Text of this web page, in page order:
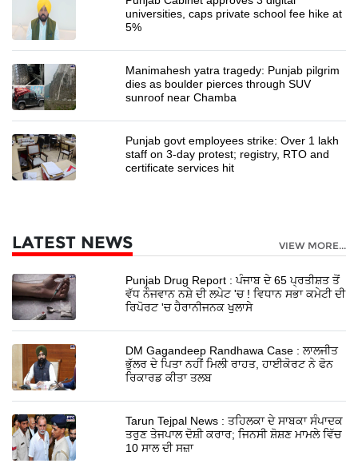
universities, caps private school fee hike at
5%
Manimahesh yatra tragedy: Punjab pilgrim
dies as boulder pierces through SUV
sunroof near Chamba
Punjab govt employees strike: Over 1 lakh
staff on 3-day protest; registry, RTO and
certificate services hit
LATEST NEWS VIEW MORE...
Punjab Drug Report : ਪੰਜਾਬ ਦੇ 65 ਪ੍ਰਤੀਸ਼ਤ ਤੋਂ
ਵੱਧ ਨੌਜਵਾਨ ਨਸ਼ੇ ਦੀ ਲਪੇਟ 'ਚ ! ਵਿਧਾਨ ਸਭਾ ਕਮੇਟੀ ਦੀ
ਰਿਪੋਰਟ 'ਚ ਹੈਰਾਨੀਜਨਕ ਖੁਲਾਸੇ
DM Gagandeep Randhawa Case : ਲਾਲਜੀਤ
ਭੁੱਲਰ ਦੇ ਪਿਤਾ ਨਹੀਂ ਮਿਲੀ ਰਾਹਤ, ਹਾਈਕੋਰਟ ਨੇ ਫੋਨ
ਰਿਕਾਰਡ ਕੀਤਾ ਤਲਬ
Tarun Tejpal News : ਤਹਿਲਕਾ ਦੇ ਸਾਬਕਾ ਸੰਪਾਦਕ
ਤਰੁਣ ਤੇਜਪਾਲ ਦੋਸ਼ੀ ਕਰਾਰ; ਜਿਨਸੀ ਸ਼ੋਸ਼ਣ ਮਾਮਲੇ ਵਿੱਚ
10 ਸਾਲ ਦੀ ਸਜ਼ਾ